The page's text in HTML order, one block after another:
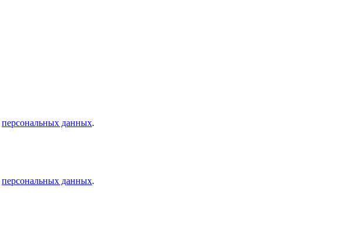
персональных данных.
персональных данных.